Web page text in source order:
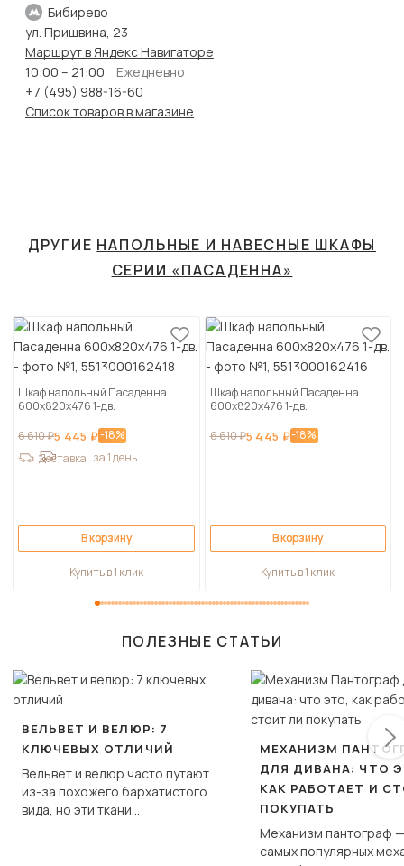
Бибирево
ул. Пришвина, 23
Маршрут в Яндекс Навигаторе
10:00 – 21:00
Ежедневно
+7 (495) 988-16-60
Список товаров в магазине
ДРУГИЕ НАПОЛЬНЫЕ И НАВЕСНЫЕ ШКАФЫ
СЕРИИ «ПАСАДЕННА»
Шкаф напольный Пасаденна
600х820х476 1-дв.
6 610 ₽5 445 ₽-18%
Доставка за 1 день
В корзину
Купить в 1 клик
Шкаф напольный Пасаденна
600х820х476 1-дв.
6 610 ₽5 445 ₽-18%
В корзину
Купить в 1 клик
ПОЛЕЗНЫЕ СТАТЬИ
ВЕЛЬВЕТ И ВЕЛЮР: 7
КЛЮЧЕВЫХ ОТЛИЧИЙ
Вельвет и велюр часто путают
из-за похожего бархатистого
вида, но эти ткани
МЕХАНИЗМ
ДЛЯ ДИВАНА: ЧТО
КАК РАБОТАЕТ И
ПОКУПАТЬ
Механизм пантограф
самых популярных